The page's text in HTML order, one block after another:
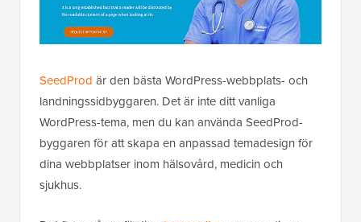
SeedProd är den bästa WordPress-webbplats- och
landningssidbyggaren. Det är inte ditt vanliga
WordPress-tema, men du kan använda SeedProd-
byggaren för att skapa en anpassad temadesign för
dina webbplatser inom hälsovård, medicin och
sjukhus.